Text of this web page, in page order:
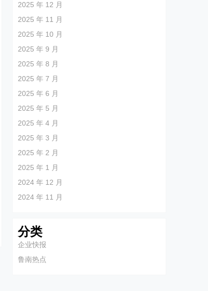
2025 年 12 月
2025 年 11 月
2025 年 10 月
2025 年 9 月
2025 年 8 月
2025 年 7 月
2025 年 6 月
2025 年 5 月
2025 年 4 月
2025 年 3 月
2025 年 2 月
2025 年 1 月
2024 年 12 月
2024 年 11 月
分类
企业快报
鲁南热点